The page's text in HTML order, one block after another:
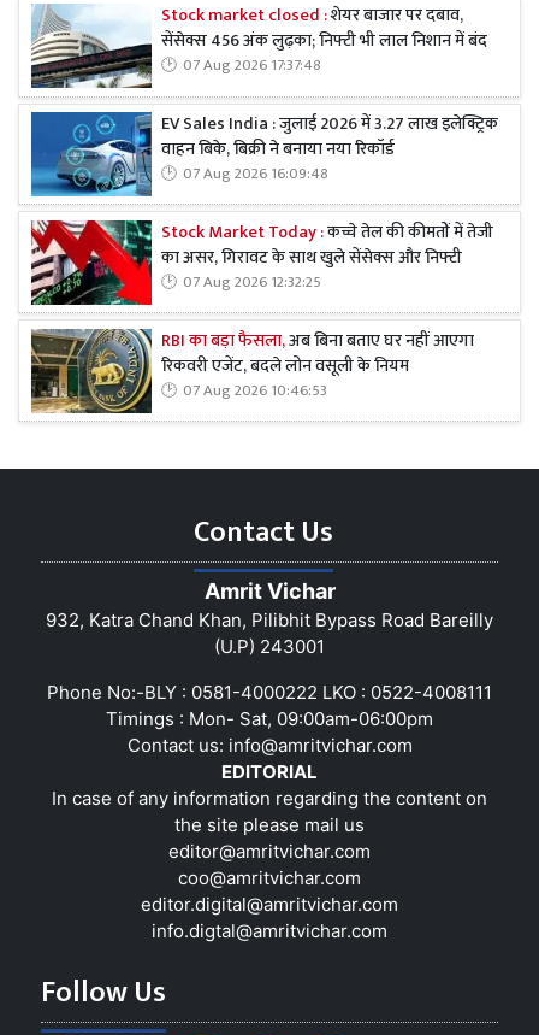
Stock market closed :शेयर बाजार पर दबाव,
सेंसेक्स 456 अंक लुढ़का; निफ्टी भी लाल निशान में बंद
07 Aug 2026 17:37:48
EV Sales India : जुलाई 2026 में 3.27 लाख इलेक्ट्रिक
वाहन बिके, बिक्री ने बनाया नया रिकॉर्ड
07 Aug 2026 16:09:48
Stock Market Today :कच्चे तेल की कीमतों में तेजी
का असर, गिरावट के साथ खुले सेंसेक्स और निफ्टी
07 Aug 2026 12:32:25
RBI का बड़ा फैसला,अब बिना बताए घर नहीं आएगा
रिकवरी एजेंट, बदले लोन वसूली के नियम
07 Aug 2026 10:46:53
Contact Us
Amrit Vichar
932, Katra Chand Khan, Pilibhit Bypass Road Bareilly
(U.P) 243001
Phone No:-BLY : 0581-4000222 LKO : 0522-4008111
Timings : Mon- Sat, 09:00am-06:00pm
Contact us: info@amritvichar.com
EDITORIAL
In case of any information regarding the content on
the site please mail us
editor@amritvichar.com
coo@amritvichar.com
editor.digital@amritvichar.com
info.digtal@amritvichar.com
Follow Us